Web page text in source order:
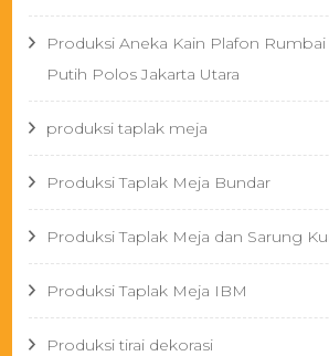
Produksi Aneka Kain Plafon Rumbai
Putih Polos Jakarta Utara
produksi taplak meja
Produksi Taplak Meja Bundar
Produksi Taplak Meja dan Sarung
Produksi Taplak Meja IBM
Produksi tirai dekorasi